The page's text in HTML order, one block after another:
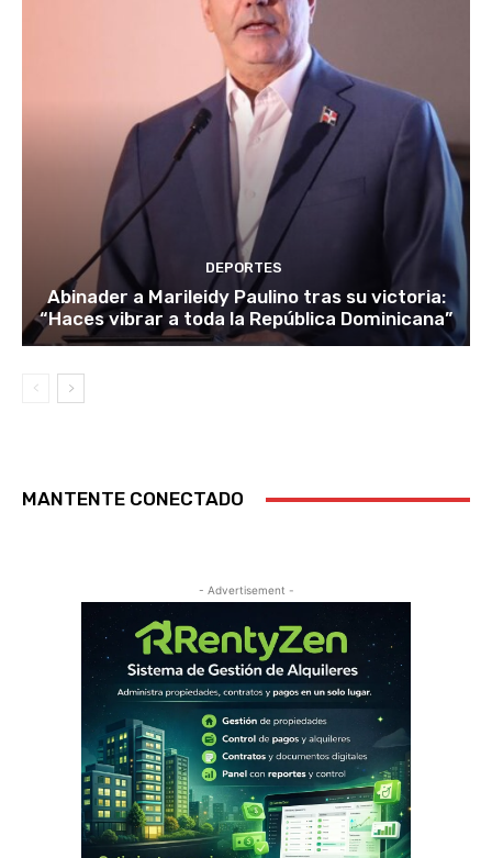
DEPORTES
Abinader a Marileidy Paulino tras su victoria:
“Haces vibrar a toda la República Dominicana”
MANTENTE CONECTADO
- Advertisement -